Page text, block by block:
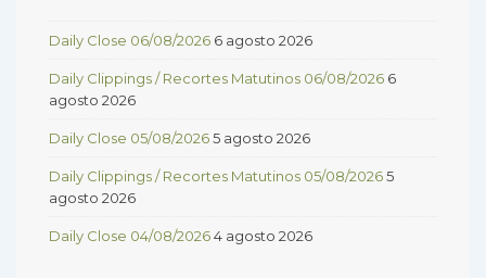
Daily Close 06/08/2026 6 agosto 2026
Daily Clippings / Recortes Matutinos 06/08/2026 6
agosto 2026
Daily Close 05/08/20265 agosto 2026
Daily Clippings / Recortes Matutinos 05/08/20265
agosto 2026
Daily Close 04/08/20264 agosto 2026